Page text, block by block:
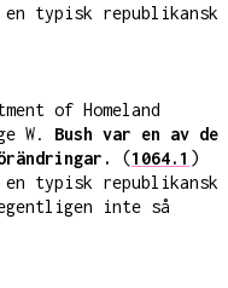
en typisk republikansk
of Homeland
W. Bush var en av de
(1064.1 )
en typisk republikansk
inte så